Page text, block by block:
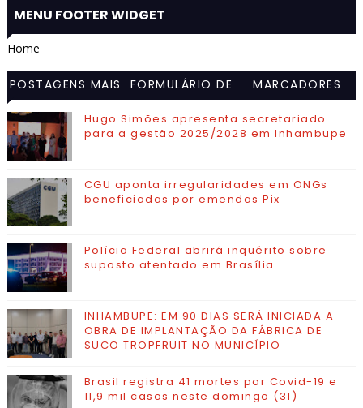
MENU FOOTER WIDGET
Home
POSTAGENS MAIS
VISITADAS
FORMULÁRIO DE
MARCADORES
Hugo Simões apresenta secretariado
para a gestão 2025/2028 em Inhambupe
CGU aponta irregularidades em ONGs
beneficiadas por emendas Pix
Polícia Federal abrirá inquérito sobre
suposto atentado em Brasília
INHAMBUPE: EM 90 DIAS SERÁ INICIADA A
OBRA DE IMPLANTAÇÃO DA FÁBRICA DE
SUCO TROPFRUIT NO MUNICÍPIO
Brasil registra 41 mortes por Covid-19 e
11,9 mil casos neste domingo (31)